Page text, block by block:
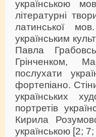
українською
літературні
латинської
українським
Павла
Грінченком,
послухати
фортепіано.
українських
портретів
Кирила
українською [2; 7;